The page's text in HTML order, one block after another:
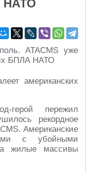
НАТО
американских
герой пережил
рекордное
Американские
с убойными
жилые массивы